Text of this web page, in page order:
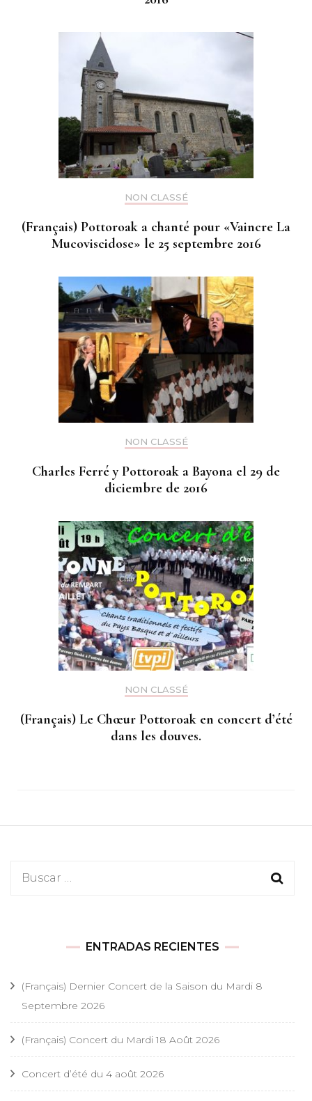
NON CLASSÉ
(Français) Pottoroak a chanté pour «Vaincre La
Mucoviscidose» le 25 septembre 2016
NON CLASSÉ
Charles Ferré y Pottoroak a Bayona el 29 de
diciembre de 2016
NON CLASSÉ
(Français) Le Chœur Pottoroak en concert d’été
dans les douves.
Buscar:
ENTRADAS RECIENTES
(Français) Dernier Concert de la Saison du Mardi 8
Septembre 2026
(Français) Concert du Mardi 18 Août 2026
Concert d’été du 4 août 2026